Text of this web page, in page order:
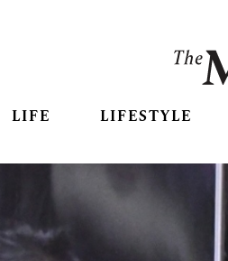
LIFE LIFESTYLE